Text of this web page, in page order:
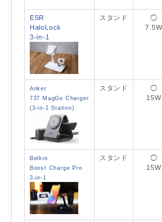
ESR
HaloLock
3-in-1
スタンド
◯
7.5W
Anker
737 MagGo Charger
(3-in-1 Station)
スタンド
◯
15W
Belkin
Boost Charge Pro
3-in-1
スタンド
◯
15W